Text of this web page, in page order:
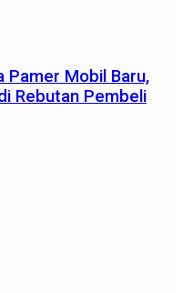
Pamer Mobil Baru,
Rebutan Pembeli